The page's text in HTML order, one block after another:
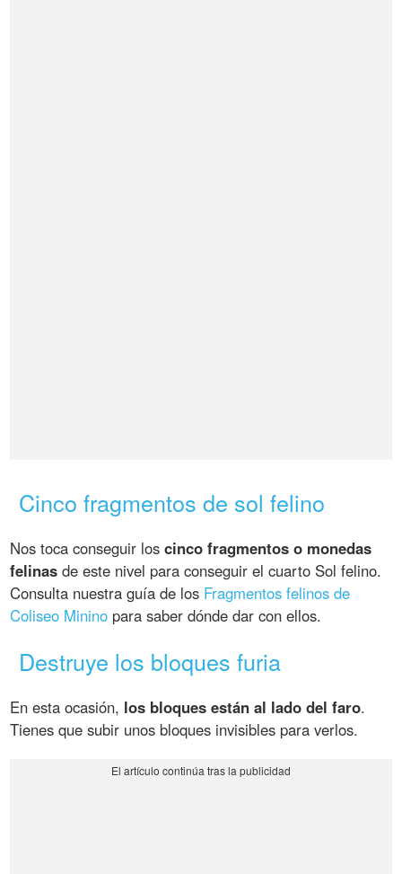
Cinco fragmentos de sol felino
Nos toca conseguir loscinco fragmentos o monedas
felinas de este nivel para conseguir el cuarto Sol felino.
Consulta nuestra guía de los Fragmentos felinos de
Coliseo Minino para saber dónde dar con ellos.
Destruye los bloques furia
En esta ocasión, los bloques están al lado del faro.
Tienes que subir unos bloques invisibles para verlos.